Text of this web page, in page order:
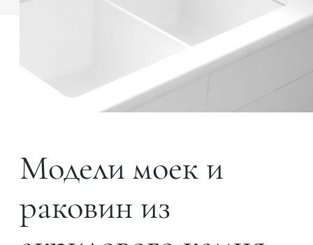
Модели моек и
раковин из